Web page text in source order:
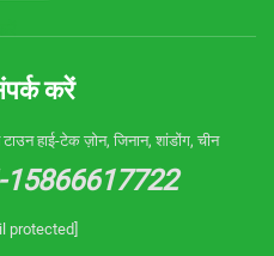
करें
हाई-टेक ज़ोन, जिनान, शांडोंग, चीन
15866617722
protected]